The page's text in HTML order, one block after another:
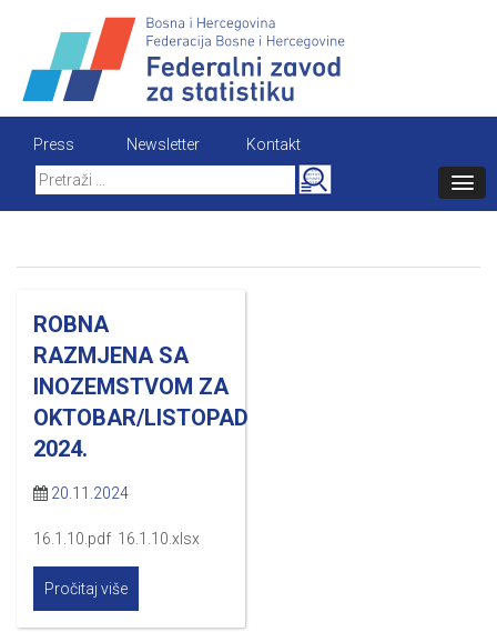
content
Press Newsletter
Kontakt
Search
for:
ROBNA
RAZMJENA SA
INOZEMSTVOM ZA
OKTOBAR/LISTOPAD
2024.
20.11.2024
16.1.10.pdf 16.1.10.xlsx
Pročitaj više